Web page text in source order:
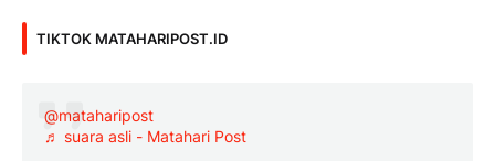
TIKTOK MATAHARIPOST.ID
@mataharipost
♬ suara asli - Matahari Post